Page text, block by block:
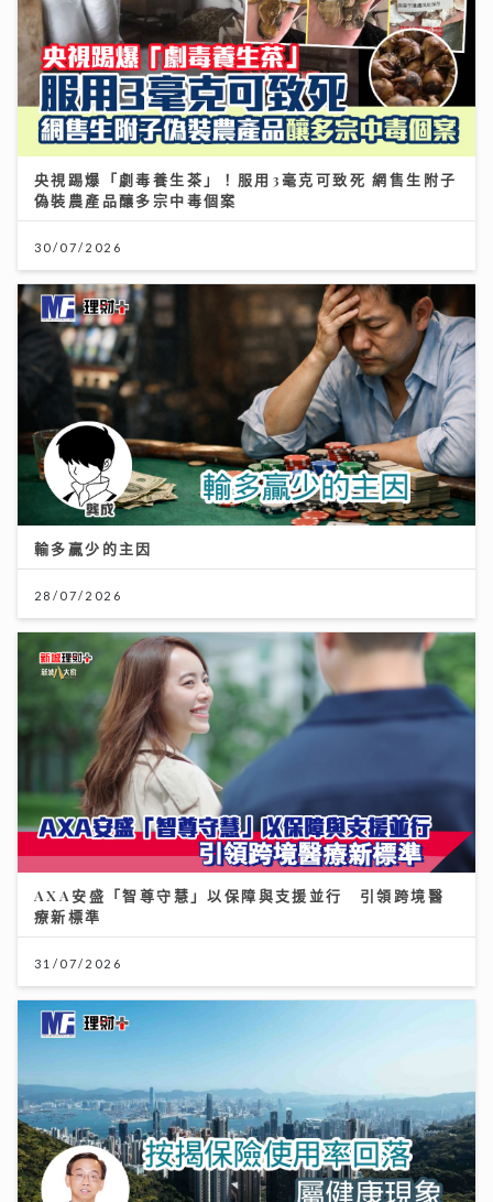
央視踢爆「劇毒養生茶」！服用3毫克可致死 網售生附子
偽裝農產品釀多宗中毒個案
30/07/2026
輸多贏少的主因
28/07/2026
AXA安盛「智尊守慧」以保障與支援並行 引領跨境醫
療新標準
31/07/2026